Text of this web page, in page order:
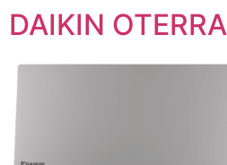
DAIKIN OTERRA